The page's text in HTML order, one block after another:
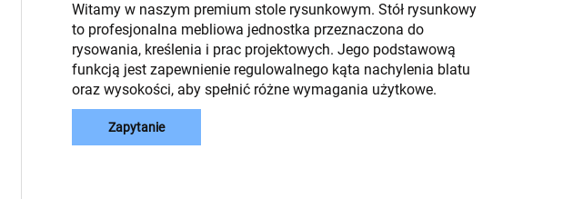
Witamy w naszym premium stole rysunkowym. Stół rysunkowy
to profesjonalna mebliowa jednostka przeznaczona do
rysowania, kreślenia i prac projektowych. Jego podstawową
funkcją jest zapewnienie regulowalnego kąta nachylenia blatu
oraz wysokości, aby spełnić różne wymagania użytkowe.
Zapytanie